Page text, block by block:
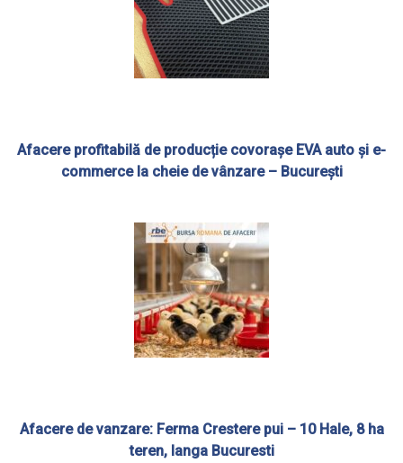
Afacere profitabilă de producție covorașe EVA auto și e-
commerce la cheie de vânzare – București
Afacere de vanzare: Ferma Crestere pui – 10 Hale, 8 ha
teren, langa Bucuresti